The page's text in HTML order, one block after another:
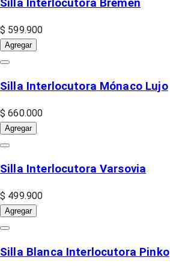
Silla Interlocutora Bremen
$ 599.900
Agregar
Silla Interlocutora Mónaco Lujo
$ 660.000
Agregar
Silla Interlocutora Varsovia
$ 499.900
Agregar
Silla Blanca Interlocutora Pinko